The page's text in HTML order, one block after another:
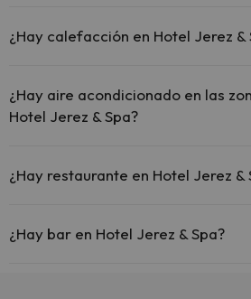
¿Hay calefacción en Hotel Jerez &
¿Hay aire acondicionado en las
Hotel Jerez & Spa?
comunes.
¿Hay restaurante en Hotel Jerez &
¿Hay bar en Hotel Jerez & Spa?